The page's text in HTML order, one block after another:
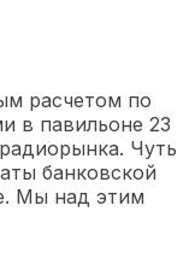
расчетом по
в павильоне 23
Чуть
банковской
Мы над этим